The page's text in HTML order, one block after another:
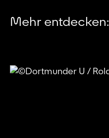
Mehr entdecken: